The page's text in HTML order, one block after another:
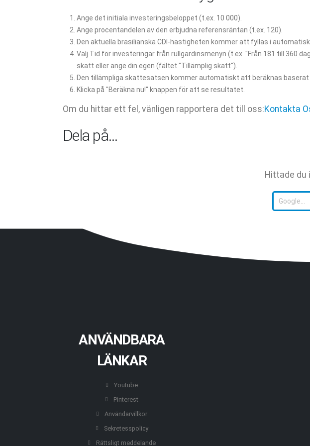
Ange det initiala investeringsbeloppet (t.ex. 10 000).
Ange procentandelen av den erbjudna referensräntan (t.ex. 120).
Den aktuella brasilianska CDI-hastigheten kommer att fyllas i
Välj Tid för investeringar från rullgardinsmenyn (t.ex. "Från 181 till 360
skatt eller ange din egen (fältet "Tillämplig skatt").
Den tillämpliga skattesatsen kommer automatiskt att beräknas baserat
Klicka på "Beräkna nu!" knappen för att se resultatet.
Om du hittar ett fel, vänligen rapportera det till oss:Kontakta
Dela på…
Hittade du
ANVÄNDBARA
LÄNKAR
Youtube
Pinterest
Användarvillkor
Sekretesspolicy
Rättsligt meddelande